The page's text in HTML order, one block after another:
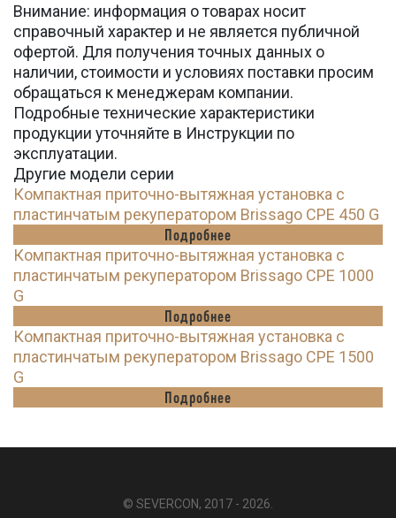
Внимание: информация о товарах носит
справочный характер и не является публичной
офертой. Для получения точных данных о
наличии, стоимости и условиях поставки просим
обращаться к менеджерам компании.
Подробные технические характеристики
продукции уточняйте в Инструкции по
эксплуатации.
Другие модели серии
Компактная приточно-вытяжная установка с
пластинчатым рекуператором Brissago CPE 450 G
Подробнее
Компактная приточно-вытяжная установка с
пластинчатым рекуператором Brissago CPE 1000
G
Подробнее
Компактная приточно-вытяжная установка с
пластинчатым рекуператором Brissago CPE 1500
G
Подробнее
© SEVERCON, 2017 - 2026.